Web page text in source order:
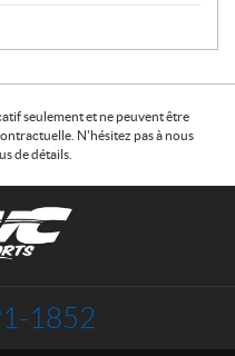
seulement et ne peuvent être
N'hésitez pas à nous
de détails.
1852